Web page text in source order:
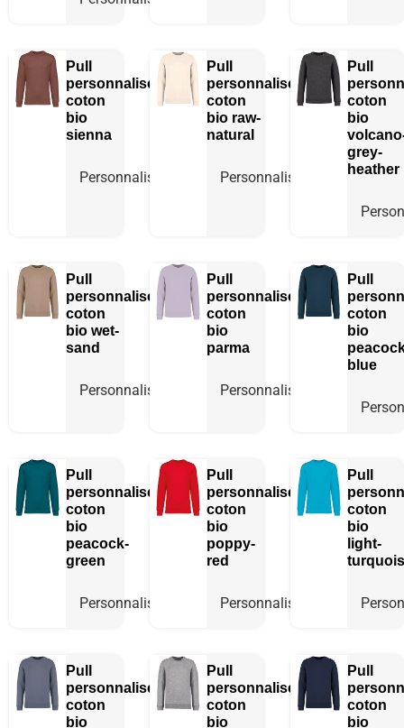
Pull
personnalisé
coton
bio
sienna
Personnaliser
Pull
personnalisé
coton
bio raw-
natural
Personnaliser
Pull
coton
bio
grey-
heather
Pull
personnalisé
coton
bio wet-
sand
Personnaliser
Pull
personnalisé
coton
bio
parma
Personnaliser
Pull
coton
bio
blue
Pull
personnalisé
coton
bio
peacock-
green
Personnaliser
Pull
personnalisé
coton
bio
poppy-
red
Personnaliser
Pull
coton
bio
light-
Pull
personnalisé
coton
bio
Pull
personnalisé
coton
bio
Pull
coton
bio